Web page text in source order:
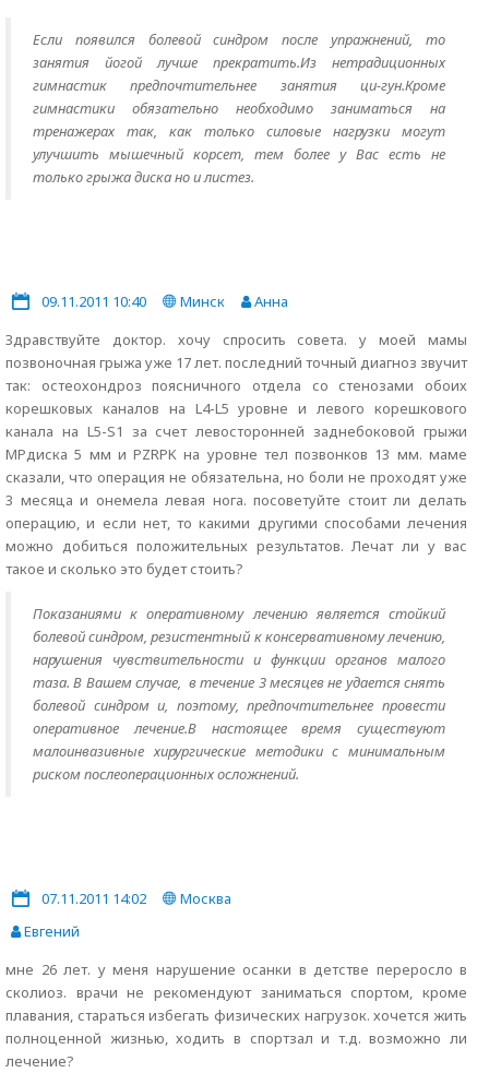
Если появился болевой синдром после упражнений, то
занятия йогой лучше прекратить.Из нетрадиционных
гимнастик предпочтительнее занятия ци-гун.Кроме
гимнастики обязательно необходимо заниматься на
тренажерах так, как только силовые нагрузки могут
улучшить мышечный корсет, тем более у Вас есть не
только грыжа диска но и листез.
09.11.2011 10:40 Минск
Анна
Здравствуйте доктор. хочу спросить совета. у моей мамы
позвоночная грыжа уже 17 лет. последний точный диагноз звучит
так: остеохондроз поясничного отдела со стенозами обоих
корешковых каналов на L4-L5 уровне и левого корешкового
канала на L5-S1 за счет левосторонней заднебоковой грыжи
MPдиска 5 мм и PZRPK на уровне тел позвонков 13 мм. маме
сказали, что операция не обязательна, но боли не проходят уже
3 месяца и онемела левая нога. посоветуйте стоит ли делать
операцию, и если нет, то какими другими способами лечения
можно добиться положительных результатов. Лечат ли у вас
такое и сколько это будет стоить?
Показаниями к оперативному лечению является стойкий
болевой синдром, резистентный к консервативному лечению,
нарушения чувствительности и функции органов малого
таза. В Вашем случае, в течение 3 месяцев не удается снять
болевой синдром и, поэтому, предпочтительнее провести
оперативное лечение.В настоящее время существуют
малоинвазивные хирургические методики с минимальным
риском послеоперационных осложнений.
07.11.2011 14:02
Москва
Евгений
мне 26 лет. у меня нарушение осанки в детстве переросло в
сколиоз. врачи не рекомендуют заниматься спортом, кроме
плавания, стараться избегать физических нагрузок. хочется жить
полноценной жизнью, ходить в спортзал и т.д. возможно ли
лечение?